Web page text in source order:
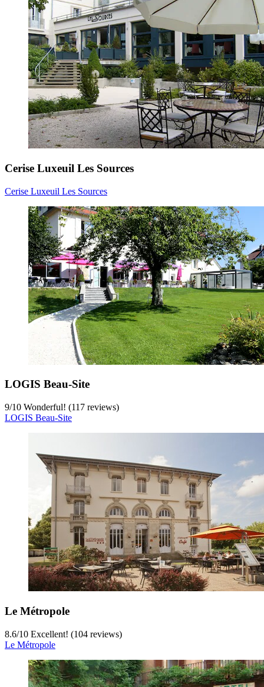
Cerise Luxeuil Les Sources
Cerise Luxeuil Les Sources
LOGIS Beau-Site
9/10 Wonderful! (117 reviews)
LOGIS Beau-Site
Le Métropole
8.6/10 Excellent! (104 reviews)
Le Métropole